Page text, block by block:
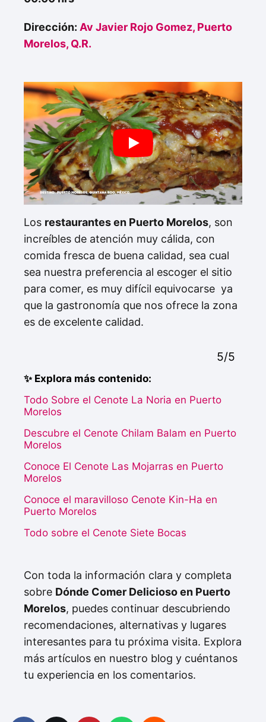
Dirección: Av Javier Rojo Gomez, Puerto
Morelos, Q.R.
Los restaurantes en Puerto Morelos, son
increíbles de atención muy cálida, con
comida fresca de buena calidad, sea cual
sea nuestra preferencia al escoger el sitio
para comer, es muy difícil equivocarse ya
que la gastronomía que nos ofrece la zona
es de excelente calidad.
5/5
✨ Explora más contenido:
Todo Sobre el Cenote La Noria en Puerto
Morelos
Descubre el Cenote Chilam Balam en Puerto
Morelos
Conoce El Cenote Las Mojarras en Puerto
Morelos
Conoce el maravilloso Cenote Kin-Ha en
Puerto Morelos
Todo sobre el Cenote Siete Bocas
Con toda la información clara y completa
sobre Dónde Comer Delicioso en Puerto
Morelos, puedes continuar descubriendo
recomendaciones, alternativas y lugares
interesantes para tu próxima visita. Explora
más artículos en nuestro blog y cuéntanos
tu experiencia en los comentarios.